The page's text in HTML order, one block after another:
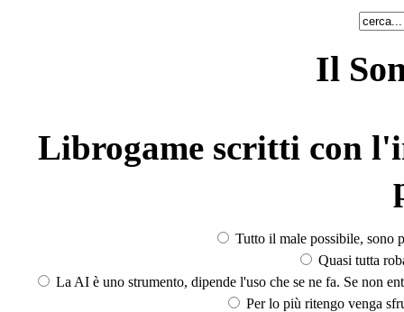
Il
Librogame scritti con
Tutto il male possibile, sono
Quasi tutta
La AI è uno strumento, dipende l'uso che se ne fa. Se non
Per lo più ritengo venga